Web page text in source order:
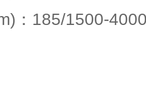
：185/1500-